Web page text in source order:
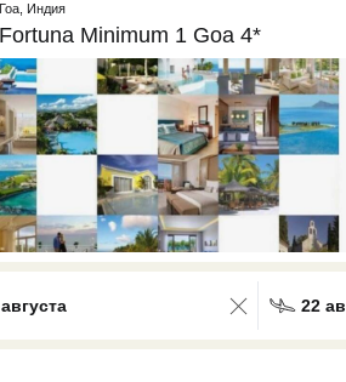
Гоа Индия
Fortuna Minimum 1 Goa 4*
22